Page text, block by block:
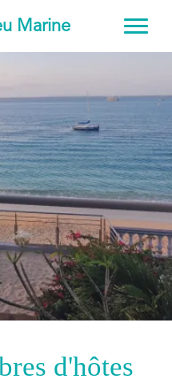
Marine
d'hôtes